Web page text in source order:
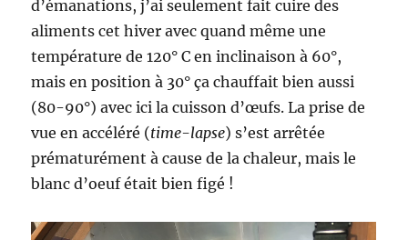
d’émanations, j’ai seulement fait cuire des
aliments cet hiver avec quand même une
température de 120° C en inclinaison à 60°,
mais en position à 30° ça chauffait bien aussi
(80-90°) avec ici la cuisson d’œufs. La prise de
vue en accéléré (time-lapse) s’est arrêtée
prématurément à cause de la chaleur, mais le
blanc d’oeuf était bien figé !